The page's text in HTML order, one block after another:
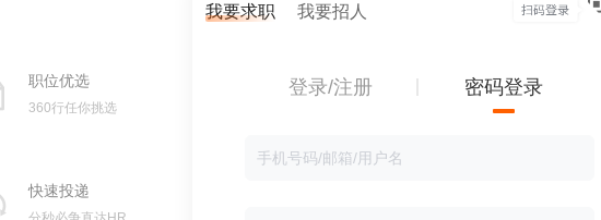
职位优选
360行任你挑选
快速投递
我要求职 我要招人
登录/注册 密码登录